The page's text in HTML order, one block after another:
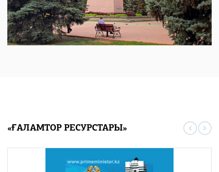
«ҒАЛАМТОР РЕСУРСТАРЫ»